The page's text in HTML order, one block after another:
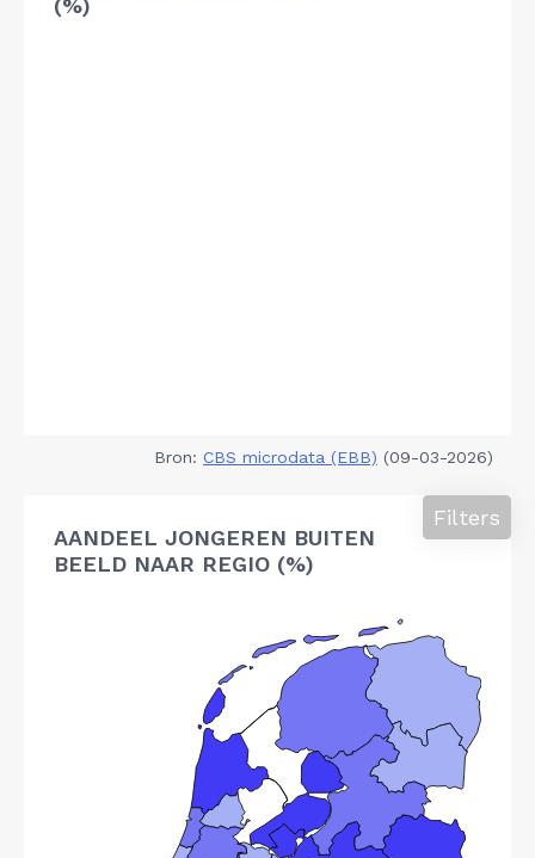
(%)
Bron: CBS microdata (EBB) (09-03-2026)
AANDEEL JONGEREN BUITEN
BEELD NAAR REGIO (%)
Filters